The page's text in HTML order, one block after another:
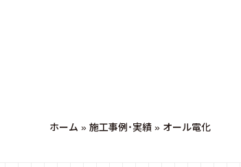
ホーム » 施工事例・実績 » オール電化